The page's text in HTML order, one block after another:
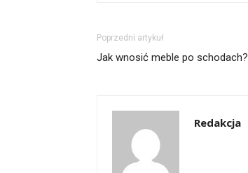
Poprzedni artykuł
Jak wnosić meble po schodach?
Redakcja